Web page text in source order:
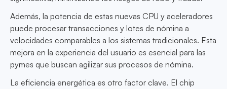
Además, la potencia de estas nuevas CPU y aceleradores
puede procesar transacciones y lotes de nómina a
velocidades comparables a los sistemas tradicionales. Esta
mejora en la experiencia del usuario es esencial para las
pymes que buscan agilizar sus procesos de nómina.
La eficiencia energética es otro factor clave. El chip